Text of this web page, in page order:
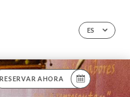
ES
RESERVAR AHORA